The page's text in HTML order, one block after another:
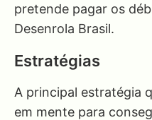
pretende pagar os
Desenrola Brasil.
Estratégias
A principal estratégia
em mente para